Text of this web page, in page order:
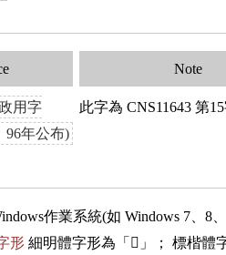
用字
96年公布)
Note
此字為 CNS11643 第
作業系統(如 Windows 7、8
形 細明體字形為「 𣌯 」； 標楷體